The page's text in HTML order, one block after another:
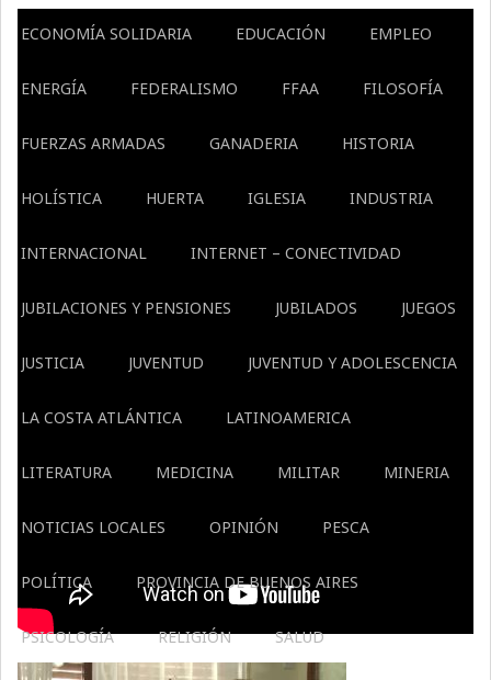
ECONOMÍA SOLIDARIA EDUCACIÓN EMPLEO
ENERGÍA FEDERALISMO FFAA FILOSOFÍA
FUERZAS ARMADAS GANADERIA HISTORIA
HOLÍSTICA HUERTA IGLESIA INDUSTRIA
INTERNACIONAL INTERNET – CONECTIVIDAD
JUBILACIONES Y PENSIONES JUBILADOS JUEGOS
JUSTICIA JUVENTUD JUVENTUD Y ADOLESCENCIA
LA COSTA ATLÁNTICA LATINOAMERICA
LITERATURA MEDICINA MILITAR MINERIA
NOTICIAS LOCALES OPINIÓN PESCA
POLÍTICA PROVINCIA DE BUENOS AIRES
PSICOLOGÍA RELIGIÓN SALUD